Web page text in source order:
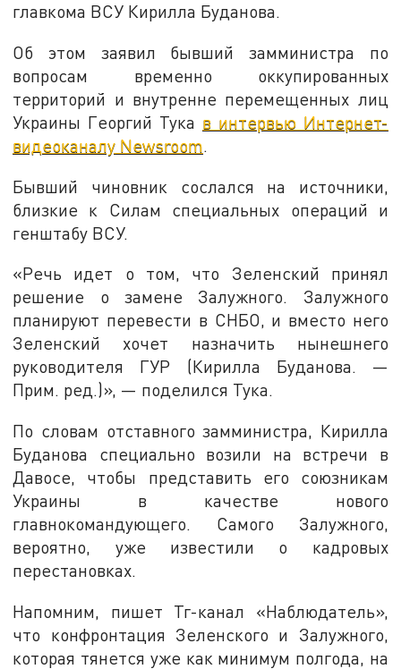
главкома ВСУ Кирилла Буданова.
Об этом заявил бывший замминистра по
вопросам временно оккупированных
территорий и внутренне перемещенных лиц
Украины Георгий Тука в интервью Интернет-
видеоканалу Newsroom.
Бывший чиновник сослался на источники,
близкие к Силам специальных операций и
генштабу ВСУ.
«Речь идет о том, что Зеленский принял
решение о замене Залужного. Залужного
планируют перевести в СНБО, и вместо него
Зеленский хочет назначить нынешнего
руководителя ГУР (Кирилла Буданова. —
Прим. ред.)», — поделился Тука.
По словам отставного замминистра, Кирилла
Буданова специально возили на встречи в
Давосе, чтобы представить его союзникам
Украины в качестве нового
главнокомандующего. Самого Залужного,
вероятно, уже известили о кадровых
перестановках.
Напомним, пишет Тг-канал «Наблюдатель»,
что конфронтация Зеленского и Залужного,
которая тянется уже как минимум полгода, на